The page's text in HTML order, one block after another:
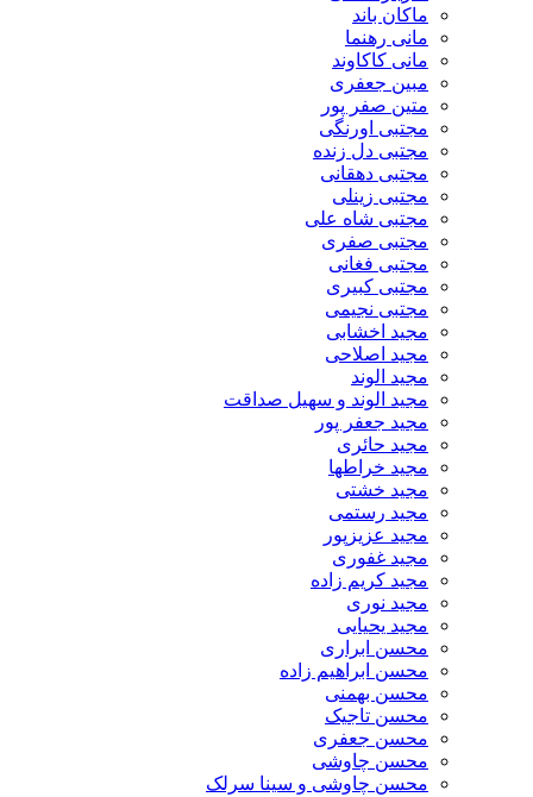
ماکان باند
مانی رهنما
مانی کاکاوند
مبین جعفری
متین صفر پور
مجتبی اورنگی
مجتبی دل زنده
مجتبی دهقانی
مجتبی زینلی
مجتبی شاه علی
مجتبی صفری
مجتبی فغانی
مجتبی کبیری
مجتبی نجیمی
مجید اخشابی
مجید اصلاحی
مجید الوند‎
مجید الوند و سهیل صداقت
مجید جعفر پور
مجید حائری
مجید خراطها
مجید خشتی
مجید رستمی
مجید عزیزپور
مجید غفوری
مجید کریم زاده
مجید نوری
مجید یحیایی
محسن ابراری
محسن ابراهیم زاده
محسن بهمنی
محسن تاجیک
محسن جعفری
محسن چاوشی
محسن چاوشی و سینا سرلک